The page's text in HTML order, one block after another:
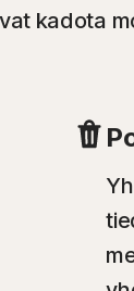
kadota